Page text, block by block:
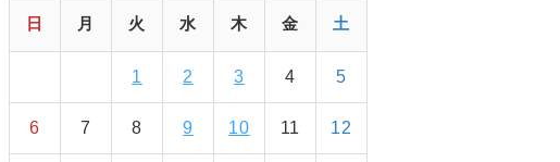
日 月 火 水 木 金 土
1 2 3 4 5
6 7 8 9 10 11 12